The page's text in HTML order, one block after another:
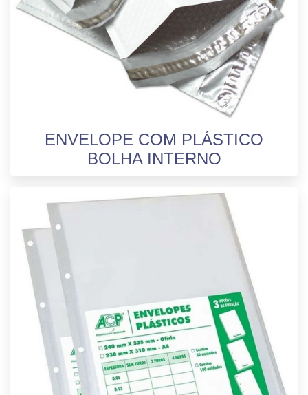
ENVELOPE COM PLÁSTICO
BOLHA INTERNO